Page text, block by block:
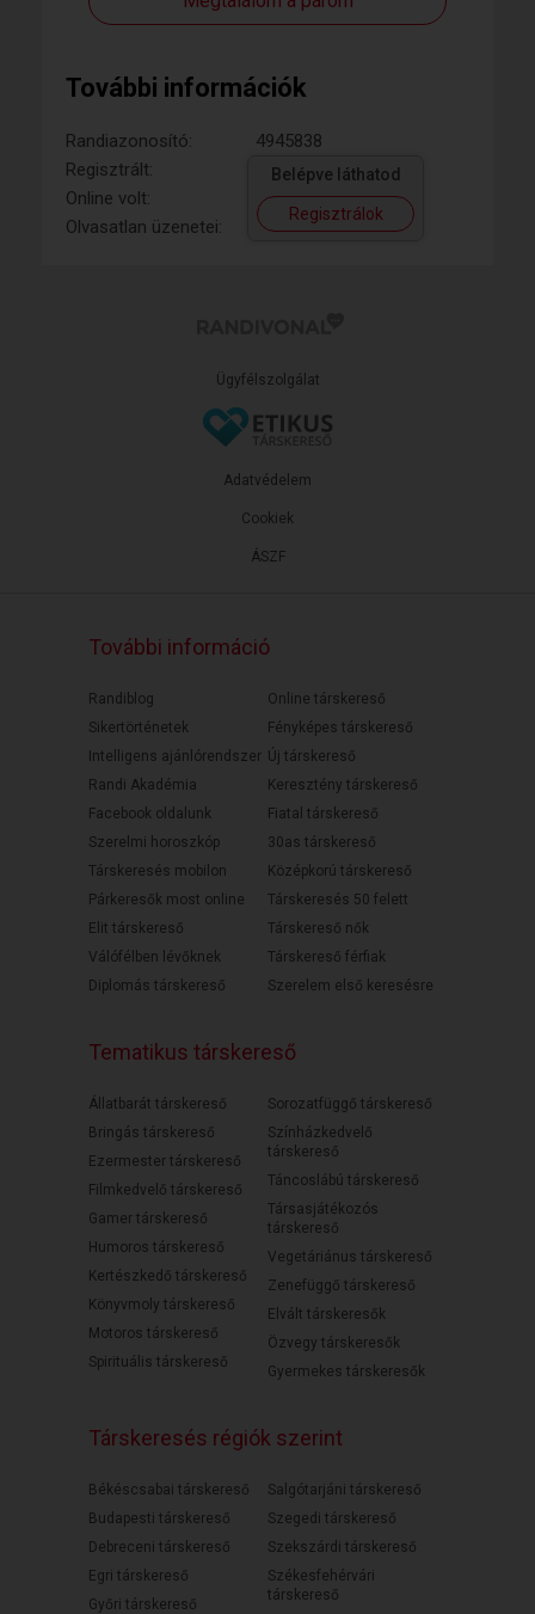
További információk
Randiazonosító:
4945838
Regisztrált:
Online volt:
Olvasatlan üzenetei:
Belépve láthatod
Regisztrálok
Ügyfélszolgálat
ÁSZF
Adatvédelem
Cookiek
További információ
Randiblog
Sikertörténetek
Intelligens ajánlórendszer
Randi Akadémia
Facebook oldalunk
Szerelmi horoszkóp
Társkeresés mobilon
Párkeresők most online
Elit társkereső
Válófélben lévőknek
Diplomás társkereső
Online társkereső
Fényképes társkereső
Új társkereső
Keresztény társkereső
Fiatal társkereső
30as társkereső
Középkorú társkereső
Társkeresés 50 felett
Társkereső nők
Társkereső férfiak
Szerelem első keresésre
Tematikus társkereső
Állatbarát társkereső
Bringás társkereső
Ezermester társkereső
Filmkedvelő társkereső
Gamer társkereső
Humoros társkereső
Kertészkedő társkereső
Könyvmoly társkereső
Motoros társkereső
Spirituális társkereső
Sorozatfüggő társkereső
Színházkedvelő
társkereső
Táncoslábú társkereső
Társasjátékozós
társkereső
Vegetáriánus társkereső
Zenefüggő társkereső
Elvált társkeresők
Özvegy társkeresők
Gyermekes társkeresők
Társkeresés régiók szerint
Békéscsabai társkereső
Budapesti társkereső
Debreceni társkereső
Egri társkereső
Győri társkereső
Salgótarjáni társkereső
Szegedi társkereső
Szekszárdi társkereső
Székesfehérvári
társkereső